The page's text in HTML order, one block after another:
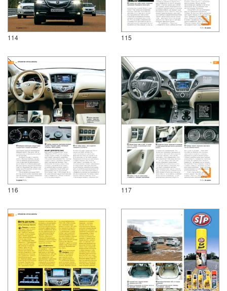
114 115
116 117